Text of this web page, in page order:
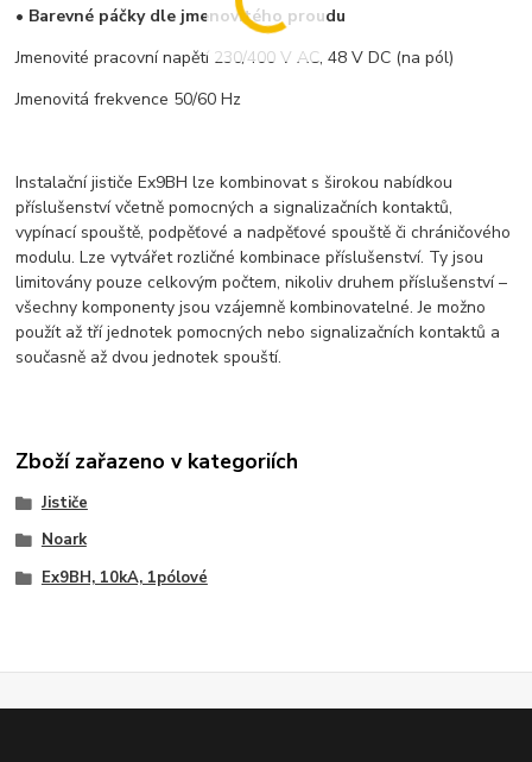
• Barevné páčky dle jmenovitého proudu
Jmenovité pracovní napětí 230/400 V AC, 48 V DC (na pól)
Jmenovitá frekvence 50/60 Hz
Instalační jističe Ex9BH lze kombinovat s širokou nabídkou
příslušenství včetně pomocných a signalizačních kontaktů,
vypínací spouště, podpěťové a nadpěťové spouště či chráničového
modulu. Lze vytvářet rozličné kombinace příslušenství. Ty jsou
limitovány pouze celkovým počtem, nikoliv druhem příslušenství –
všechny komponenty jsou vzájemně kombinovatelné. Je možno
použít až tří jednotek pomocných nebo signalizačních kontaktů a
současně až dvou jednotek spouští.
Zboží zařazeno v kategoriích
Jističe
Noark
Ex9BH, 10kA, 1pólové